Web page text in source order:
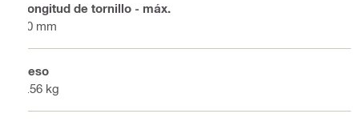
Longitud de tornillo - máx.
40 mm
Peso
0.56 kg